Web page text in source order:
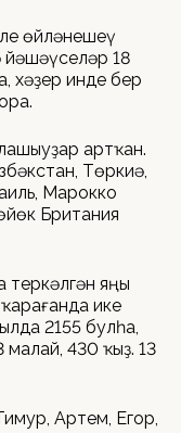
өйләнешеү
йәшәүселәр 18
хәҙер инде бер
артҡан.
Төркиә,
Марокко
Британия
яңы
ике
2155 булһа,
430 ҡыҙ. 13
Артем, Егор,